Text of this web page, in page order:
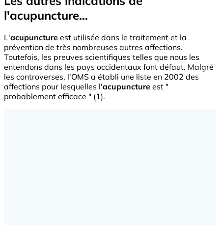
l'acupuncture...
L'acupuncture est utilisée dans le traitement et la
prévention de très nombreuses autres affections.
Toutefois, les preuves scientifiques telles que nous les
entendons dans les pays occidentaux font défaut. Malgré
les controverses, l'OMS a établi une liste en 2002 des
affections pour lesquelles l'acupuncture est "
probablement efficace " (1).